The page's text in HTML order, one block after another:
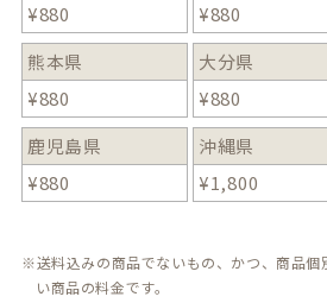
¥880
¥880
熊本県
¥880
大分県
¥880
鹿児島県
¥880
沖縄県
¥1,800
送料込みの商品でないもの、かつ、商品
い商品の料金です。